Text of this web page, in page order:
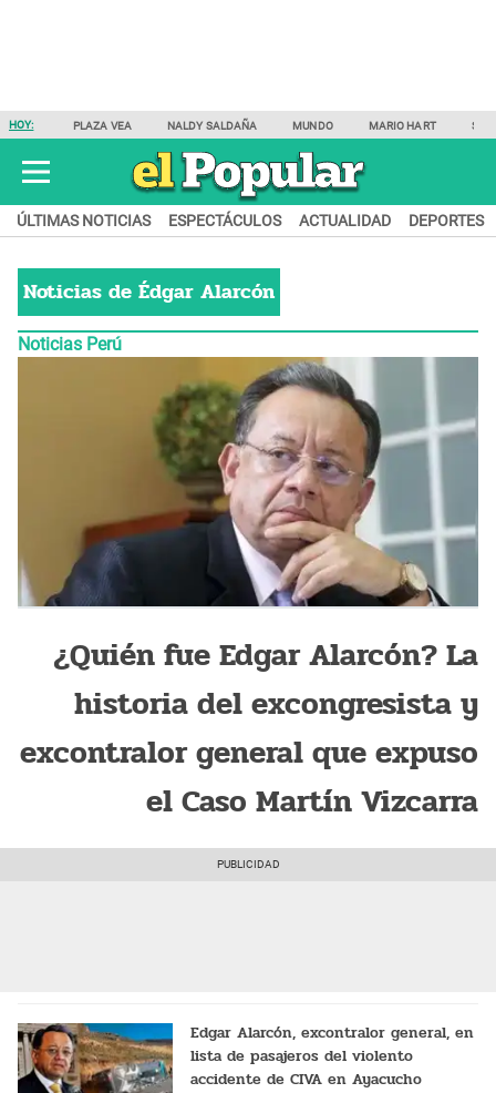
HOY: PLAZA VEA NALDY SALDAÑA MUNDO MARIO HART
ÚLTIMAS NOTICIAS ESPECTÁCULOS ACTUALIDAD DEPORTES
Noticias de Édgar Alarcón
Noticias Perú
¿Quién fue Edgar Alarcón? La
historia del excongresista y
excontralor general que expuso
el Caso Martín Vizcarra
Edgar Alarcón, excontralor general, en
lista de pasajeros del violento
accidente de CIVA en Ayacucho